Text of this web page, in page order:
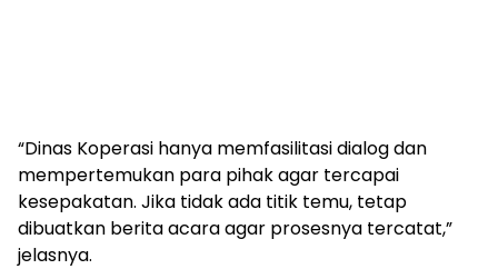
“Dinas Koperasi hanya memfasilitasi dialog dan
mempertemukan para pihak agar tercapai
kesepakatan. Jika tidak ada titik temu, tetap
dibuatkan berita acara agar prosesnya tercatat,”
jelasnya.